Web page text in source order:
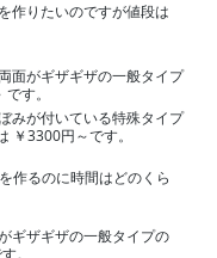
作りたいのですが値段は
面がギザギザの一般タイプ
す。
みが付いている特殊タイプ
￥3300円～です。
作るのに時間はどのくら
ギザギザの一般タイプの
。